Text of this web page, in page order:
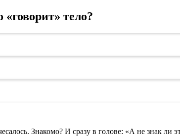
тело?
Знакомо? И сразу в голове: «А не знак ли